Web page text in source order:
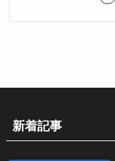
新着記事